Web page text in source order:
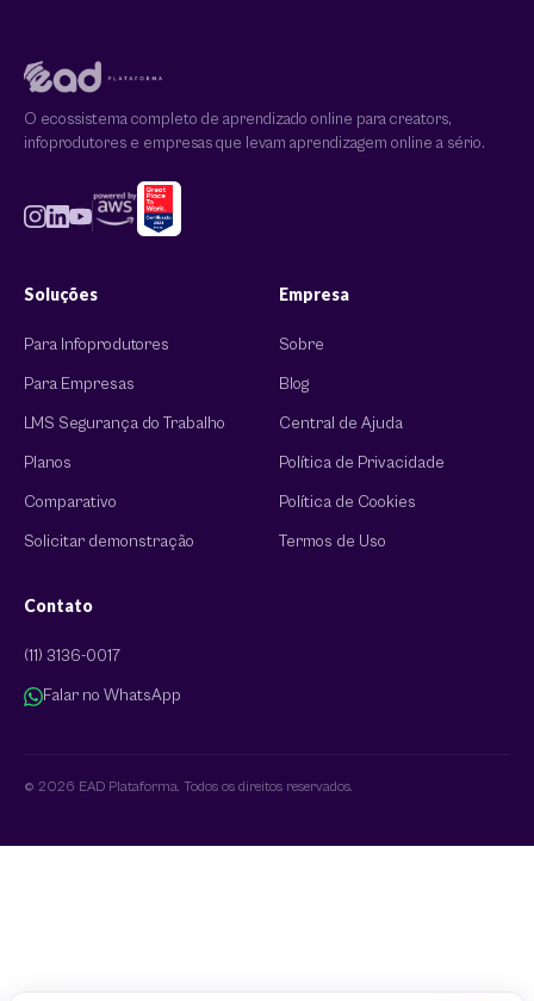
O ecossistema completo de aprendizado online para creators,
infoprodutores e empresas que levam aprendizagem online a sério.
Soluções
Para Infoprodutores
Para Empresas
LMS Segurança do Trabalho
Planos
Comparativo
Solicitar demonstração
Empresa
Sobre
Blog
Central de Ajuda
Política de Privacidade
Política de Cookies
Termos de Uso
Contato
(11) 3136-0017
Falar no WhatsApp
© 2026 EAD Plataforma. Todos os direitos reservados.